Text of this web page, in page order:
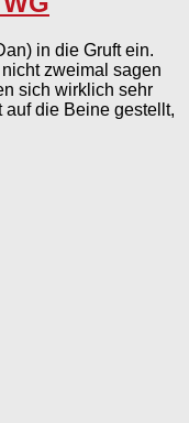
in die Gruft ein.
zweimal sagen
sich wirklich sehr
die Beine gestellt,